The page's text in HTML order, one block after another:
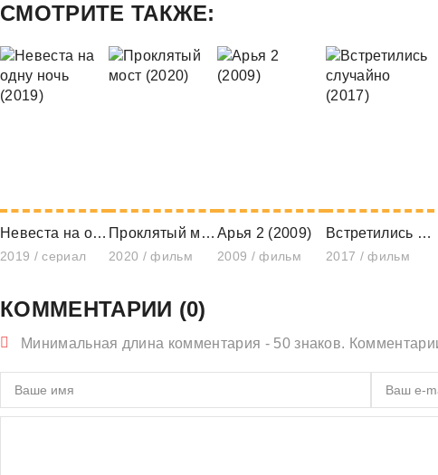
СМОТРИТЕ ТАКЖЕ:
Невеста на одну ночь (2019)
2019 / сериал
Проклятый мост (2020)
2020 / фильм
Арья 2 (2009)
2009 / фильм
Встретились случайно (2017)
2017 / фильм
КОММЕНТАРИИ (0)
Минимальная длина комментария - 50 знаков.